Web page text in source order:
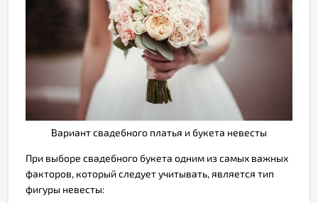
Вариант свадебного платья и букета невесты
При выборе свадебного букета одним из самых важных
факторов, который следует учитывать, является тип
фигуры невесты: